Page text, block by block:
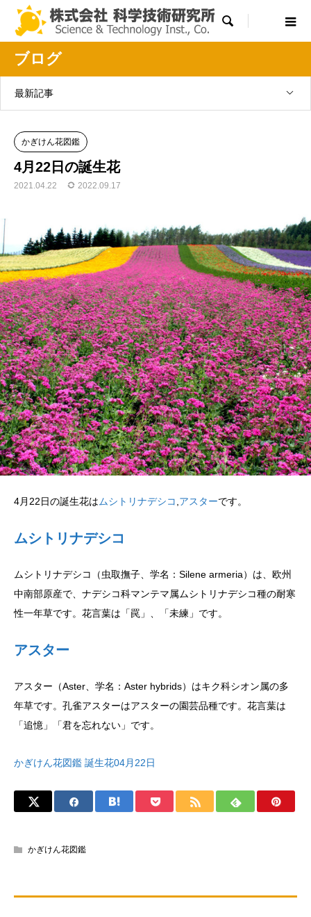

ブログ
最新記事
かぎけん花図鑑
4月22日の誕生花
2021.04.22 2022.09.17
4月22日の誕生花は ムシトリナデシコ アスターです。
ムシトリナデシコ
ムシトリナデシコ（虫取撫子、学名：Silene armeria）は、欧州
中南部原産で、ナデシコ科マンテマ属ムシトリナデシコ種の耐寒
性一年草です。花言葉は「罠」、「未練」です。
アスター
アスター（Aster、学名：Aster hybrids）はキク科シオン属の多
年草です。孔雀アスターはアスターの園芸品種です。花言葉は
「追憶」「君を忘れない」です。
かぎけん花図鑑 誕生花04月22日
かぎけん花図鑑